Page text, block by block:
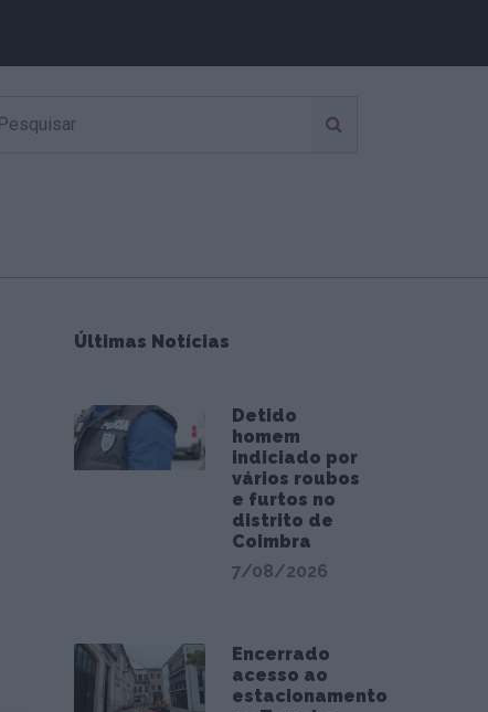
Últimas Notícias
Detido
homem
indiciado por
vários roubos
e furtos no
distrito de
Coimbra
7/08/2026
Encerrado
acesso ao
estacionamento